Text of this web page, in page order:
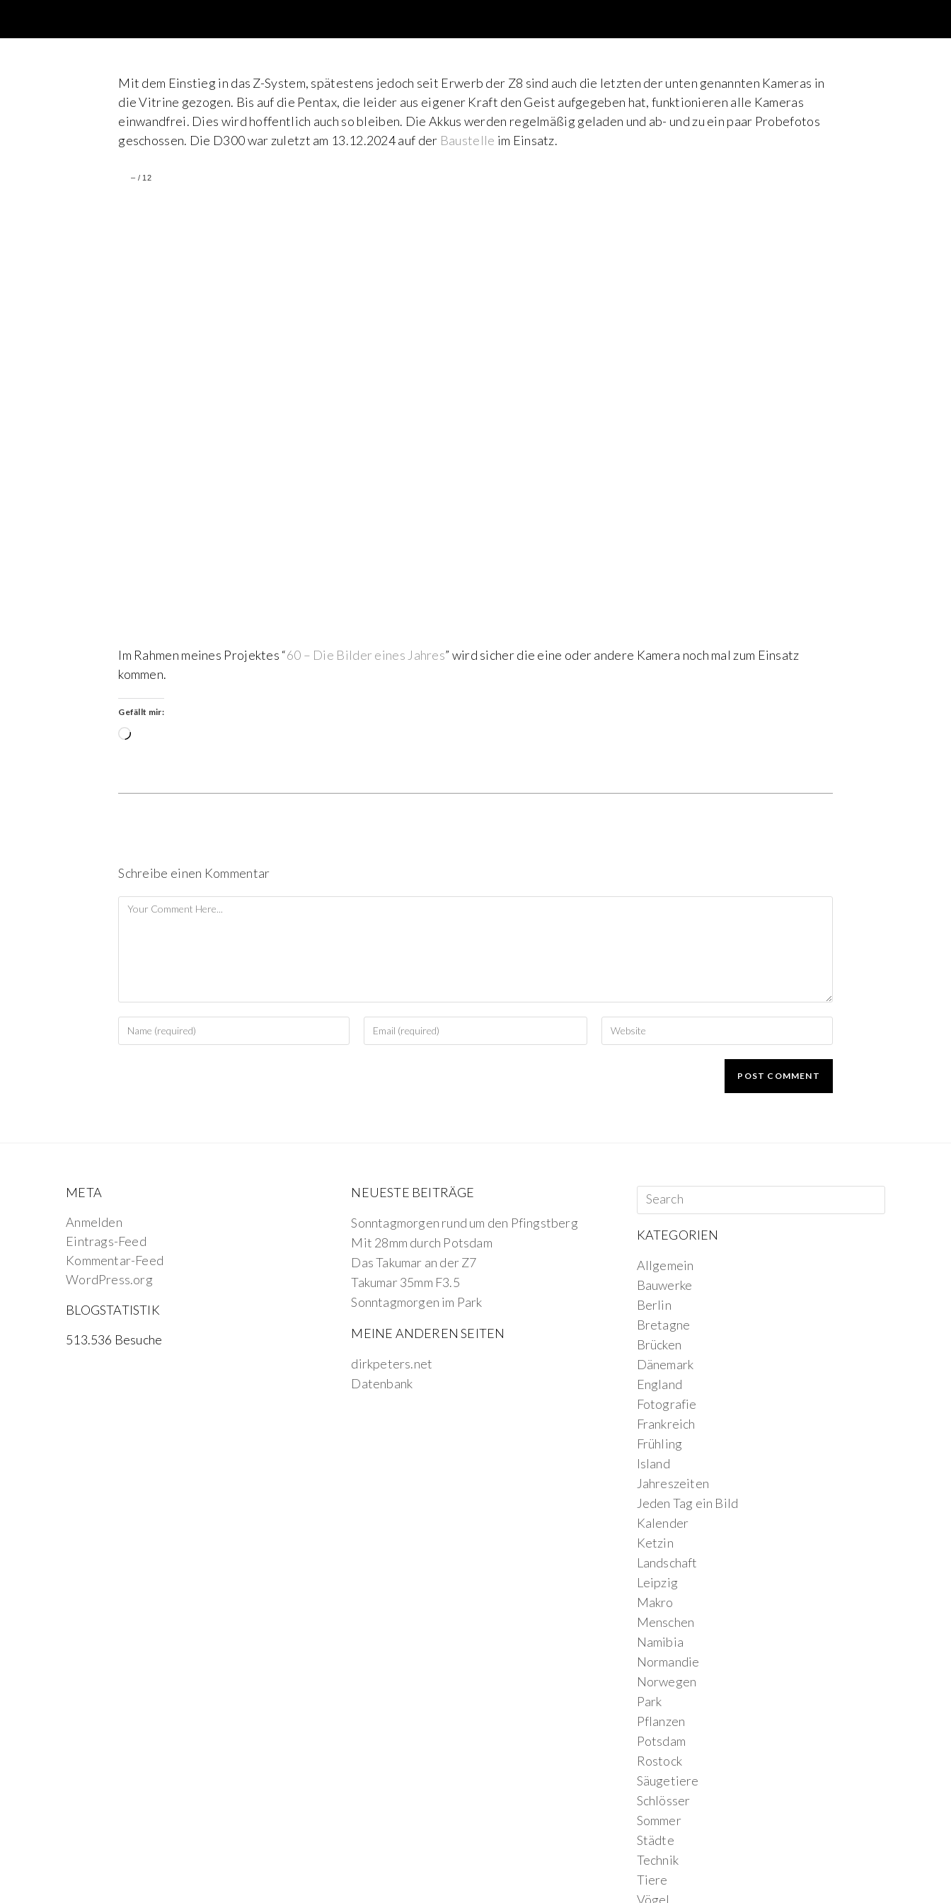
Mit dem Einstieg in das Z-System, spätestens jedoch seit Erwerb der Z8 sind auch die letzten der unten genannten Kameras in
die Vitrine gezogen. Bis auf die Pentax, die leider aus eigener Kraft den Geist aufgegeben hat, funktionieren alle Kameras
einwandfrei. Dies wird hoffentlich auch so bleiben. Die Akkus werden regelmäßig geladen und ab- und zu ein paar Probefotos
geschossen. Die D300 war zuletzt am 13.12.2024 auf der Baustelle im Einsatz.
– / 12
Im Rahmen meines Projektes “60 – Die Bilder eines Jahres” wird sicher die eine oder andere Kamera noch mal zum Einsatz
kommen.
Gefällt mir:
Wird
Schreibe einen Kommentar
META
Anmelden
Eintrags-Feed
Kommentar-Feed
WordPress.org
BLOGSTATISTIK
513.536 Besuche
NEUESTE BEITRÄGE
Sonntagmorgen rund um den Pfingstberg
Mit 28mm durch Potsdam
Das Takumar an der Z7
Takumar 35mm F3.5
Sonntagmorgen im Park
MEINE ANDEREN SEITEN
dirkpeters.net
Datenbank
KATEGORIEN
Allgemein
Bauwerke
Berlin
Bretagne
Brücken
Dänemark
England
Fotografie
Frankreich
Frühling
Island
Jahreszeiten
Jeden Tag ein Bild
Kalender
Ketzin
Landschaft
Leipzig
Makro
Menschen
Namibia
Normandie
Norwegen
Park
Pflanzen
Potsdam
Rostock
Säugetiere
Schlösser
Sommer
Städte
Technik
Tiere
Vögel